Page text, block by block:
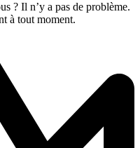
? Il n’y a pas de problème.
à tout moment.